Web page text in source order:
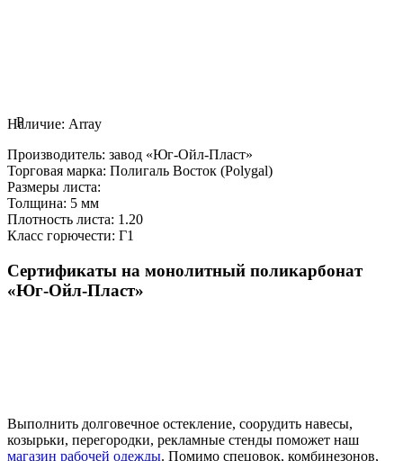
Наличие: Array
P
Производитель: завод «Юг-Ойл-Пласт»
Торговая марка: Полигаль Восток (Polygal)
Размеры листа:
Толщина: 5 мм
Плотность листа: 1.20
Класс горючести: Г1
Сертификаты на монолитный поликарбонат
«Юг-Ойл-Пласт»
Выполнить долговечное остекление, соорудить навесы,
козырьки, перегородки, рекламные стенды поможет наш
магазин рабочей одежды. Помимо спецовок, комбинезонов,